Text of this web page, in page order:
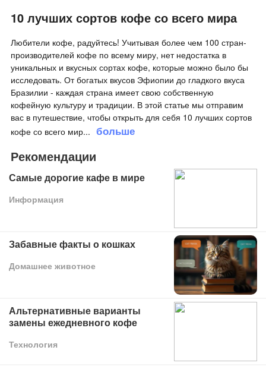
10 лучших сортов кофе со всего мира
Любители кофе, радуйтесь! Учитывая более чем 100 стран-
производителей кофе по всему миру, нет недостатка в
уникальных и вкусных сортах кофе, которые можно было бы
исследовать. От богатых вкусов Эфиопии до гладкого вкуса
Бразилии - каждая страна имеет свою собственную
кофейную культуру и традиции. В этой статье мы отправим
вас в путешествие, чтобы открыть для себя 10 лучших сортов
кофе со всего мир... больше
Рекомендации
Самые дорогие кафе в мире
Информация
Забавные факты о кошках
Домашнее животное
Альтернативные варианты
замены ежедневного кофе
Технология